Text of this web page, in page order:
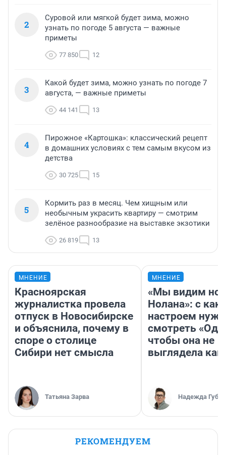
2
Суровой или мягкой будет зима, можно
узнать по погоде 5 августа — важные
приметы
77 850 12
3
Какой будет зима, можно узнать по погоде 7
августа, — важные приметы
44 141 13
4
Пирожное «Картошка»: классический рецепт
в домашних условиях с тем самым вкусом из
детства
30 725 15
5
Кормить раз в месяц. Чем хищным или
необычным украсить квартиру — смотрим
зелёное разнообразие на выставке экзотики
26 819 13
МНЕНИЕ
Красноярская
журналистка провела
отпуск в Новосибирске
и объяснила, почему в
споре о столице
Сибири нет смысла
Татьяна Зарва
МНЕНИЕ
«Мы видим
Нолана»: с
настроем
смотреть
чтобы она не
выглядела как
Надежда
РЕКОМЕНДУЕМ